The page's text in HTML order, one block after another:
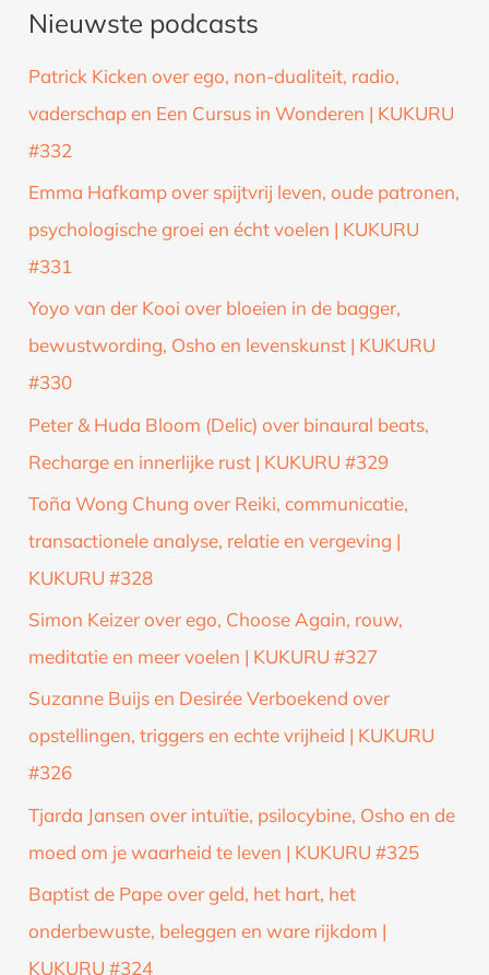
e
k
a
Nieuwste podcasts
Patrick Kicken over ego, non-dualiteit, radio,
vaderschap en Een Cursus in Wonderen | KUKURU
#332
Emma Hafkamp over spijtvrij leven, oude patronen,
psychologische groei en écht voelen | KUKURU
#331
Yoyo van der Kooi over bloeien in de bagger,
bewustwording, Osho en levenskunst | KUKURU
#330
Peter & Huda Bloom (Delic) over binaural beats,
Recharge en innerlijke rust | KUKURU #329
Toña Wong Chung over Reiki, communicatie,
transactionele analyse, relatie en vergeving |
KUKURU #328
Simon Keizer over ego, Choose Again, rouw,
meditatie en meer voelen | KUKURU #327
Suzanne Buijs en Desirée Verboekend over
opstellingen, triggers en echte vrijheid | KUKURU
#326
Tjarda Jansen over intuïtie, psilocybine, Osho en de
moed om je waarheid te leven | KUKURU #325
Baptist de Pape over geld, het hart, het
onderbewuste, beleggen en ware rijkdom |
KUKURU #324